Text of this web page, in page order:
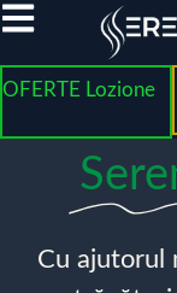
OFERTE Lozione
Cu ajutorul